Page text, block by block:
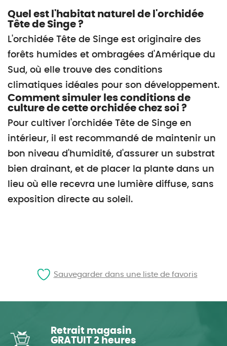
Quel est l'habitat naturel de l'orchidée
Tête de Singe ?
L'orchidée Tête de Singe est originaire des
forêts humides et ombragées d'Amérique du
Sud, où elle trouve des conditions
climatiques idéales pour son développement.
Comment simuler les conditions de
culture de cette orchidée chez soi ?
Pour cultiver l'orchidée Tête de Singe en
intérieur, il est recommandé de maintenir un
bon niveau d'humidité, d'assurer un substrat
bien drainant, et de placer la plante dans un
lieu où elle recevra une lumière diffuse, sans
exposition directe au soleil.
Sauvegarder dans une liste de favoris
Retrait magasin
GRATUIT 2 heures